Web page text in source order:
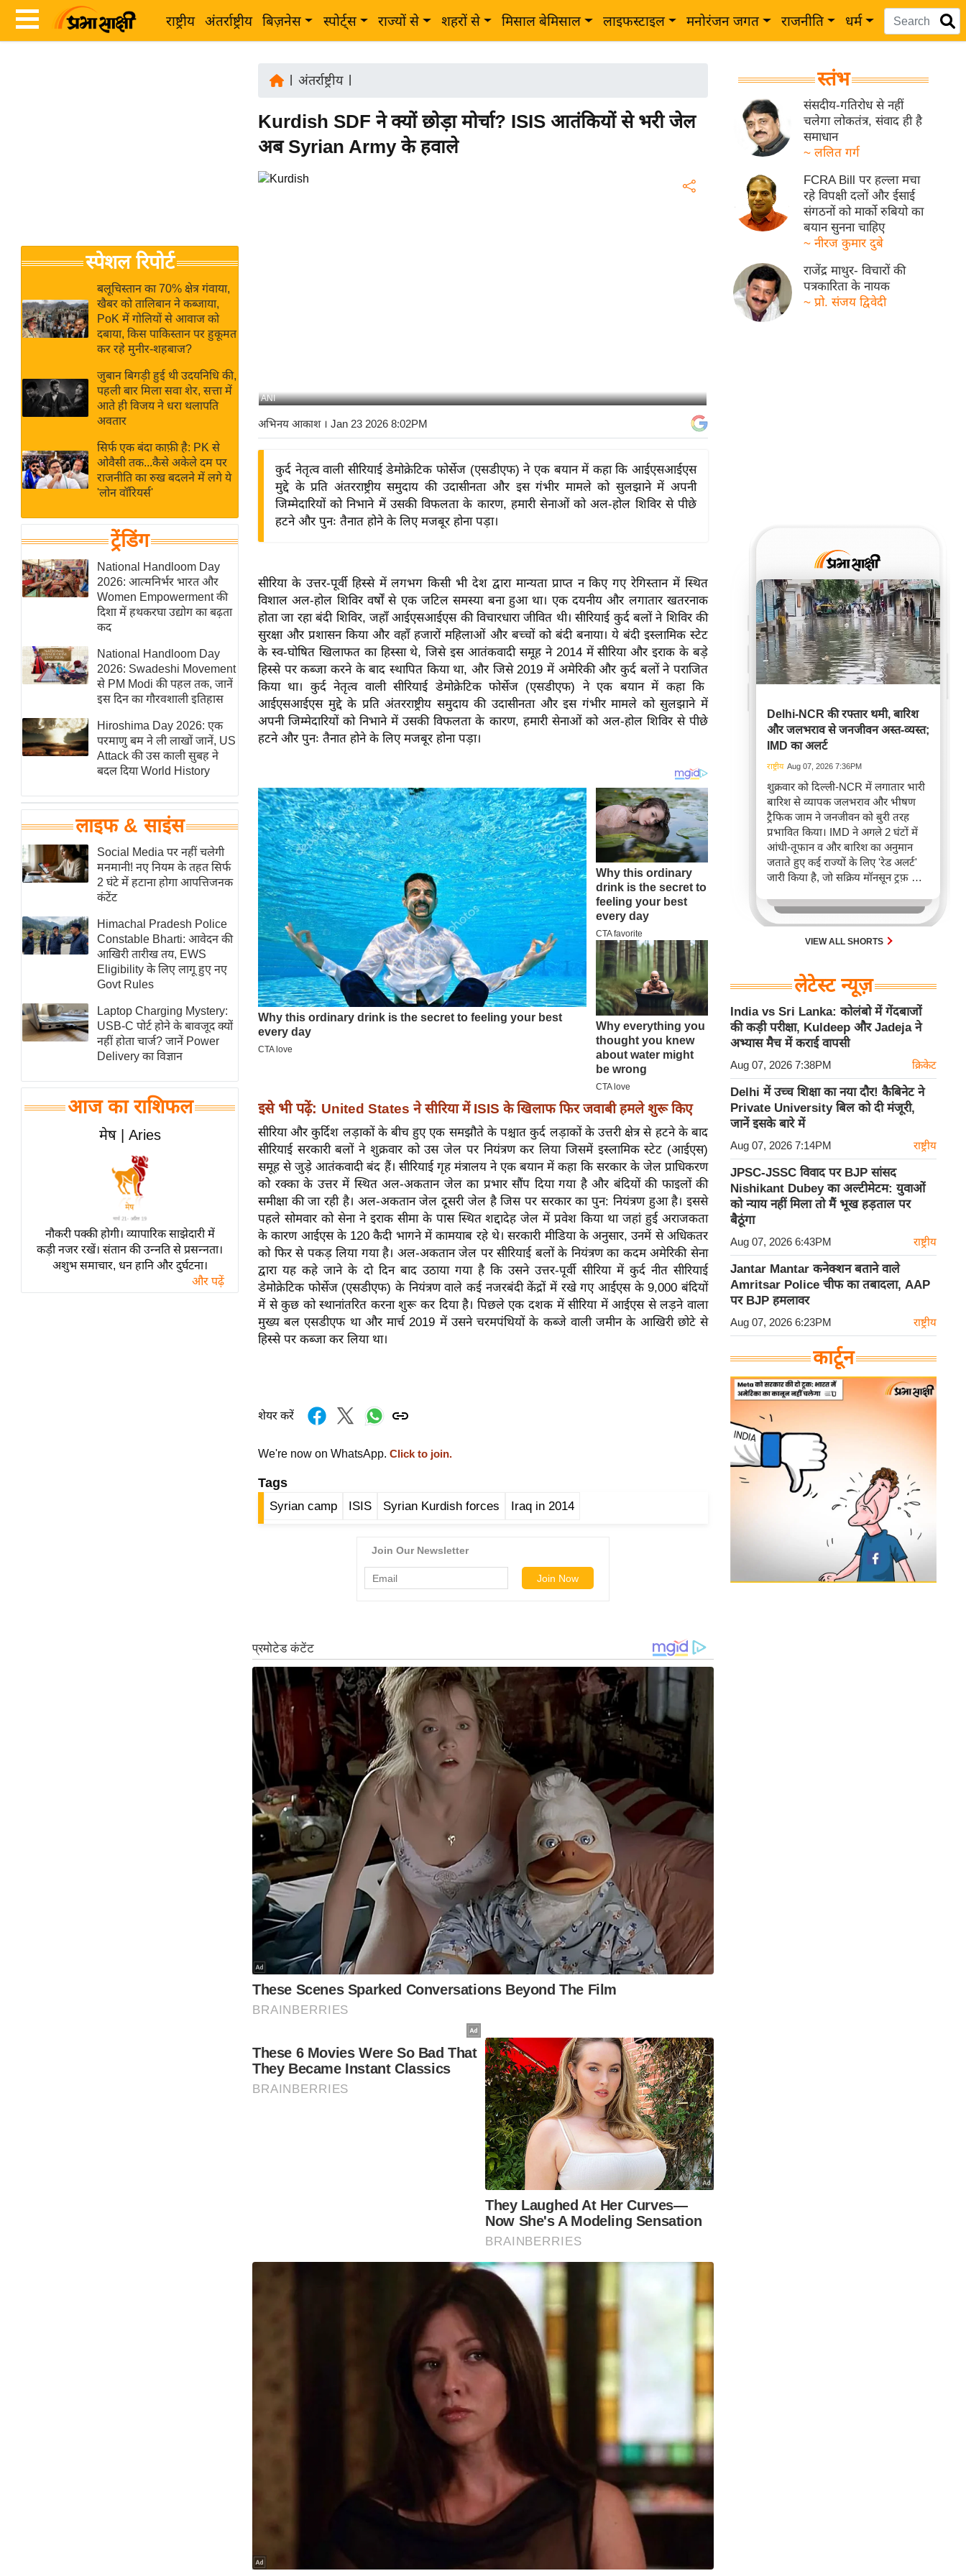
राष्ट्रीय अंतर्राष्ट्रीय बिज़नेस स्पोर्ट्स राज्यों से शहरों से मिसाल बेमिसाल लाइफस्टाइल मनोरंजन जगत राजनीति धर्म
Breaking
News in
Hindi
Hindi
Videos
जगत
राय
बजट
IPL
2026
ई-पेपर
मिसाल बेमिसाल
शख्सियत
यंग इंडिया
साहित्य जगत
ऑटो वर्ल्ड
न्यूज ब्रीफ
मनोरंजन जगत
बॉलीवुड
हॉलीवुड
फिल्म समीक्षा
Breaking
News
लाइफस्टाइल
टेक्नॉलॉजी
घरेलू नुस्खे
पर्यटन स्थल
फिटनेस मंत्रा
रिलेशनशिप
राजनीति
विश्लेषण
समसामयिक
मातृभूमि
एम.
आर.
आई.
समीक्षा
धर्म
ज्योतिष
त्योहार
राशिफल
विशेष
विश्लेषण
स्पेशल रिपोर्ट
बलूचिस्तान का 70% क्षेत्र गंवाया,
खैबर को तालिबान ने कब्जाया,
PoK में गोलियों से आवाज को
दबाया, किस पाकिस्तान पर हुकूमत
कर रहे मुनीर-शहबाज?
जुबान बिगड़ी हुई थी उदयनिधि की,
पहली बार मिला सवा शेर, सत्ता में
आते ही विजय ने धरा थलापति
अवतार
सिर्फ एक बंदा काफ़ी है: PK से
ओवैसी तक...कैसे अकेले दम पर
राजनीति का रुख बदलने में लगे ये
'लोन वॉरियर्स'
ट्रेंडिंग
National Handloom Day
2026: आत्मनिर्भर भारत और
Women Empowerment की
दिशा में हथकरघा उद्योग का बढ़ता
कद
National Handloom Day
2026: Swadeshi Movement
से PM Modi की पहल तक, जानें
इस दिन का गौरवशाली इतिहास
Hiroshima Day 2026: एक
परमाणु बम ने ली लाखों जानें, US
Attack की उस काली सुबह ने
बदल दिया World History
लाइफ & साइंस
Social Media पर नहीं चलेगी
मनमानी! नए नियम के तहत सिर्फ
2 घंटे में हटाना होगा आपत्तिजनक
कंटेंट
Himachal Pradesh Police
Constable Bharti: आवेदन की
आखिरी तारीख तय, EWS
Eligibility के लिए लागू हुए नए
Govt Rules
Laptop Charging Mystery:
USB-C पोर्ट होने के बावजूद क्यों
नहीं होता चार्ज? जानें Power
Delivery का विज्ञान
आज का राशिफल
मेष | Aries
नौकरी पक्की होगी। व्यापारिक साझेदारी में
कड़ी नजर रखें। संतान की उन्नति से प्रसन्नता।
अशुभ समाचार, धन हानि और दुर्घटना।
और पढ़ें
अंतर्राष्ट्रीय|
Kurdish SDF ने क्यों छोड़ा मोर्चा? ISIS आतंकियों से भरी जेल
अब Syrian Army के हवाले
ANI
अभिनय आकाश। Jan 23 2026 8:02PM
कुर्द नेतृत्व वाली सीरियाई डेमोक्रेटिक फोर्सेज (एसडीएफ) ने एक बयान में कहा कि आईएसआईएस
मुद्दे के प्रति अंतरराष्ट्रीय समुदाय की उदासीनता और इस गंभीर मामले को सुलझाने में अपनी
जिम्मेदारियों को निभाने में उसकी विफलता के कारण, हमारी सेनाओं को अल-होल शिविर से पीछे
हटने और पुनः तैनात होने के लिए मजबूर होना पड़ा।
सीरिया के उत्तर-पूर्वी हिस्से में लगभग किसी भी देश द्वारा मान्यता प्राप्त न किए गए रेगिस्तान में स्थित
विशाल अल-होल शिविर वर्षों से एक जटिल समस्या बना हुआ था। एक दयनीय और लगातार खतरनाक
होता जा रहा बंदी शिविर, जहाँ आईएसआईएस की विचारधारा जीवित थी। सीरियाई कुर्द बलों ने शिविर की
सुरक्षा और प्रशासन किया और वहाँ हजारों महिलाओं और बच्चों को बंदी बनाया। ये बंदी इस्लामिक स्टेट
के स्व-घोषित खिलाफत का हिस्सा थे, जिसे इस आतंकवादी समूह ने 2014 में सीरिया और इराक के बड़े
हिस्से पर कब्जा करने के बाद स्थापित किया था, और जिसे 2019 में अमेरिकी और कुर्द बलों ने पराजित
किया था। कुर्द नेतृत्व वाली सीरियाई डेमोक्रेटिक फोर्सेज (एसडीएफ) ने एक बयान में कहा कि
आईएसआईएस मुद्दे के प्रति अंतरराष्ट्रीय समुदाय की उदासीनता और इस गंभीर मामले को सुलझाने में
अपनी जिम्मेदारियों को निभाने में उसकी विफलता के कारण, हमारी सेनाओं को अल-होल शिविर से पीछे
हटने और पुनः तैनात होने के लिए मजबूर होना पड़ा।
इसे भी पढ़ें: United States ने सीरिया में ISIS के खिलाफ फिर जवाबी हमले शुरू किए
सीरिया और कुर्दिश लड़ाकों के बीच हुए एक समझौते के पश्चात कुर्द लड़ाकों के उत्तरी क्षेत्र से हटने के बाद
सीरियाई सरकारी बलों ने शुक्रवार को उस जेल पर नियंत्रण कर लिया जिसमें इस्लामिक स्टेट (आईएस)
समूह से जुड़े आतंकवादी बंद हैं। सीरियाई गृह मंत्रालय ने एक बयान में कहा कि सरकार के जेल प्राधिकरण
को रक्का के उत्तर में स्थित अल-अकतान जेल का प्रभार सौंप दिया गया है और बंदियों की फाइलों की
समीक्षा की जा रही है। अल-अकतान जेल दूसरी जेल है जिस पर सरकार का पुन: नियंत्रण हुआ है। इससे
पहले सोमवार को सेना ने इराक सीमा के पास स्थित शद्दादेह जेल में प्रवेश किया था जहां हुई अराजकता
के कारण आईएस के 120 कैदी भागने में कामयाब रहे थे। सरकारी मीडिया के अनुसार, उनमें से अधिकतर
को फिर से पकड़ लिया गया है। अल-अकतान जेल पर सीरियाई बलों के नियंत्रण का कदम अमेरिकी सेना
द्वारा यह कहे जाने के दो दिन बाद उठाया गया है कि उसने उत्तर-पूर्वी सीरिया में कुर्द नीत सीरियाई
डेमोक्रेटिक फोर्सेज (एसडीएफ) के नियंत्रण वाले कई नजरबंदी केंद्रों में रखे गए आईएस के 9,000 बंदियों
में से कुछ को स्थानांतरित करना शुरू कर दिया है। पिछले एक दशक में सीरिया में आईएस से लड़ने वाला
मुख्य बल एसडीएफ था और मार्च 2019 में उसने चरमपंथियों के कब्जे वाली जमीन के आखिरी छोटे से
हिस्से पर कब्जा कर लिया था।
शेयर करें
We're now on WhatsApp. Click to join.
Tags
Syrian camp ISIS Syrian Kurdish forces Iraq in 2014
स्तंभ
संसदीय-गतिरोध से नहीं
चलेगा लोकतंत्र, संवाद ही है
समाधान
~ ललित गर्ग
FCRA Bill पर हल्ला मचा
रहे विपक्षी दलों और ईसाई
संगठनों को मार्को रुबियो का
बयान सुनना चाहिए
~ नीरज कुमार दुबे
राजेंद्र माथुर- विचारों की
पत्रकारिता के नायक
~ प्रो. संजय द्विवेदी
Delhi-NCR की रफ्तार थमी, बारिश
और जलभराव से जनजीवन अस्त-व्यस्त;
IMD का अलर्ट
राष्ट्रीय Aug 07, 2026 7:36PM
शुक्रवार को दिल्ली-NCR में लगातार भारी
बारिश से व्यापक जलभराव और भीषण
ट्रैफिक जाम ने जनजीवन को बुरी तरह
प्रभावित किया। IMD ने अगले 2 घंटों में
आंधी-तूफान व और बारिश का अनुमान
जताते हुए कई राज्यों के लिए 'रेड अलर्ट'
जारी किया है, जो सक्रिय मॉनसून ट्रफ़ और
जिससे यातायात बाधित होने के साथ-साथ
सफदरजंग अस्पताल में भी जलभराव की
स्थिति बनी।VIEW ALL SHORTS
लेटेस्ट न्यूज़
India vs Sri Lanka: कोलंबो में गेंदबाजों
की कड़ी परीक्षा, Kuldeep और Jadeja ने
अभ्यास मैच में कराई वापसी
Aug 07, 2026 7:38PM क्रिकेट
Delhi में उच्च शिक्षा का नया दौर! कैबिनेट ने
Private University बिल को दी मंजूरी,
जानें इसके बारे में
Aug 07, 2026 7:14PM राष्ट्रीय
JPSC-JSSC विवाद पर BJP सांसद
Nishikant Dubey का अल्टीमेटम: युवाओं
को न्याय नहीं मिला तो मैं भूख हड़ताल पर
बैठूंगा
Aug 07, 2026 6:43PM राष्ट्रीय
Jantar Mantar कनेक्शन बताने वाले
Amritsar Police चीफ का तबादला, AAP
पर BJP हमलावर
Aug 07, 2026 6:23PM राष्ट्रीय
कार्टून